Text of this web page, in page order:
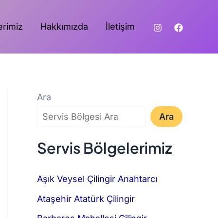
Hakkımızda İletişim
Ara
Ara
Servis Bölgelerimiz
Aşık Veysel Çilingir Anahtarcı
Ataşehir Atatürk Çilingir